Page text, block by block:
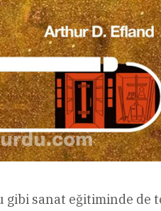
gibi sanat eğitiminde